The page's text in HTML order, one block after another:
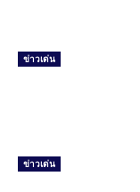
ข่าวเด่น
ข่าวเด่น